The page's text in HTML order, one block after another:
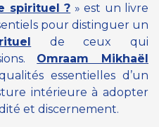
spirituel ? » est un livre
pour distinguer un
de ceux qui
Omraam Mikhaël
essentielles d’un
intérieure à adopter
et discernement.